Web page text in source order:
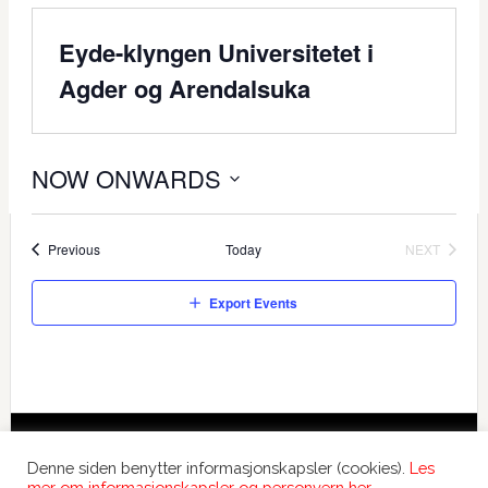
Eyde-klyngen Universitetet i
Agder og Arendalsuka
NOW ONWARDS
Select
PreviousEvents Today
NEXT
Export Events
Devant
Denne siden benytter informasjonskapsler (cookies). Les